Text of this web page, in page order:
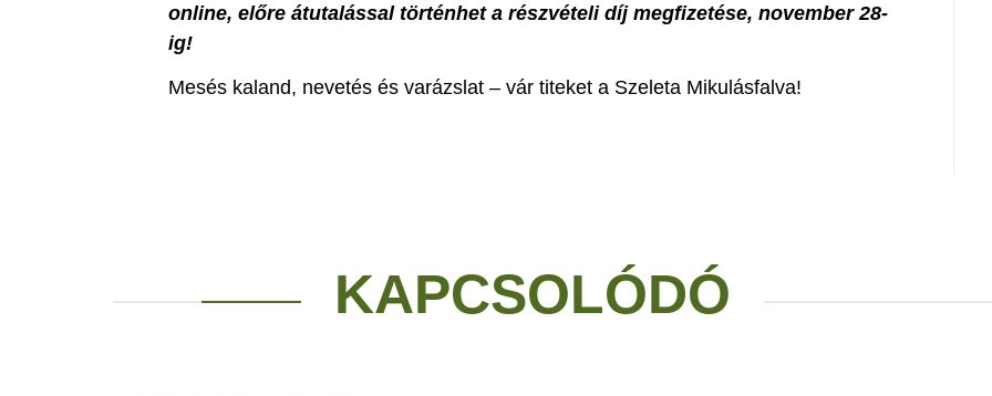
online, előre átutalással történhet a részvételi díj megfizetése, november 28-
ig!
Mesés kaland, nevetés és varázslat – vár titeket a Szeleta Mikulásfalva!
KAPCSOLÓDÓ